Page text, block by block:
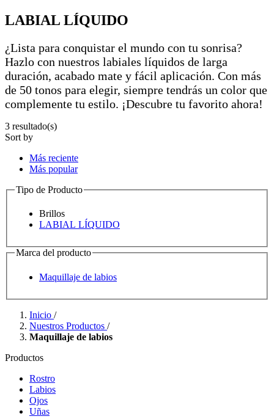
LABIAL LÍQUIDO
¿Lista para conquistar el mundo con tu sonrisa?
Hazlo con nuestros labiales líquidos de larga
duración, acabado mate y fácil aplicación. Con más
de 50 tonos para elegir, siempre tendrás un color que
complemente tu estilo. ¡Descubre tu favorito ahora!
3 resultado(s)​
Sort by
Más reciente
Más popular
Tipo de Producto
Brillos
LABIAL LÍQUIDO
Marca del producto
Maquillaje de labios
Inicio /
Nuestros Productos /
Maquillaje de labios
Productos
Rostro
Labios
Ojos
Uñas